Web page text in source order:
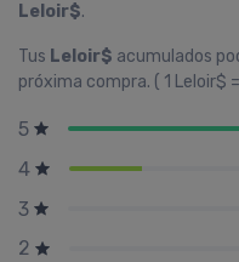
Leloir$.
Tus Leloir$ acumulados
próxima compra. ( 1 Leloir$ =
5
4
3
2